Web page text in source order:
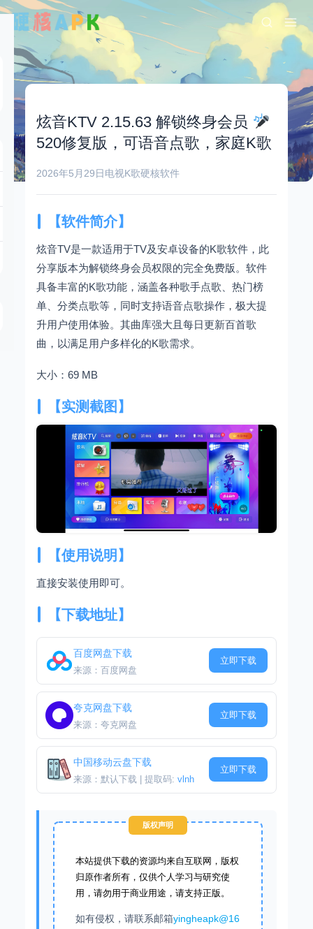
炫音KTV 2.15.63 解锁终身会员
520修复版，可语音点歌，家庭K歌
2026年5月29日 电视K歌硬核软件
【软件简介】
炫音TV是一款适用于TV及安卓设备的K歌软件，此
分享版本为解锁终身会员权限的完全免费版。软件
具备丰富的K歌功能，涵盖各种歌手点歌、热门榜
单、分类点歌等，同时支持语音点歌操作，极大提
升用户使用体验。其曲库强大且每日更新百首歌
曲，以满足用户多样化的K歌需求。
大小：69 MB
【实测截图】
【使用说明】
直接安装使用即可。
【下载地址】
百度网盘下载
来源：百度网盘
立即下载
夸克网盘下载
来源：夸克网盘
立即下载
中国移动云盘下载
来源：默认下载 | 提取码: vlnh
立即下载
版权声明
本站提供下载的资源均来自互联网，版权
归原作者所有，仅供个人学习与研究使
用，请勿用于商业用途，请支持正版。
如有侵权，请联系邮箱yingheapk@16